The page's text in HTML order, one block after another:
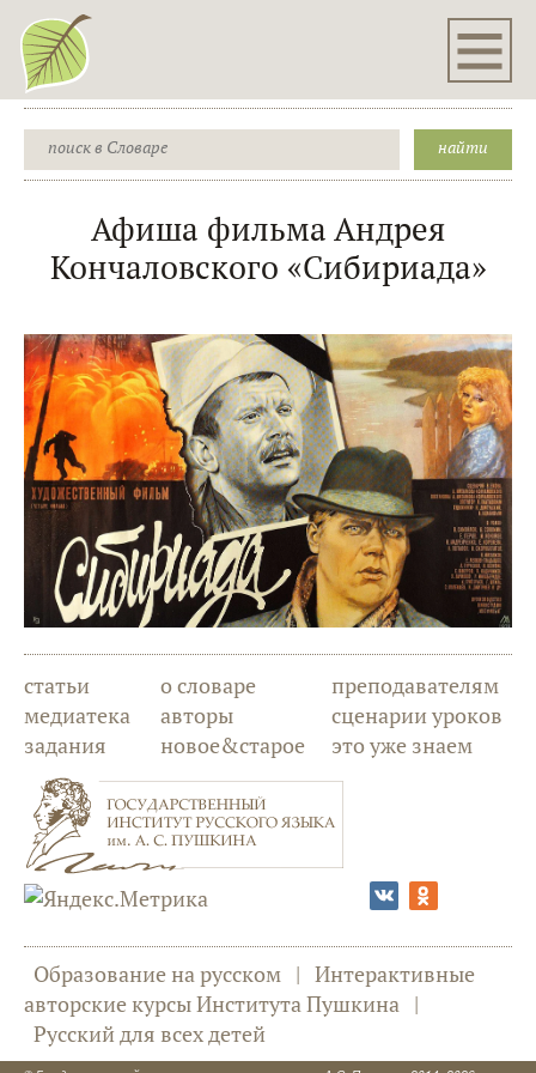
Афиша фильма Андрея
Кончаловского «Сибириада»
статьи
медиатека
задания
о словаре
авторы
новое&старое
преподавателям
сценарии уроков
это уже знаем
Образование на русском | Интерактивные
авторские курсы Института Пушкина |
Русский для всех детей